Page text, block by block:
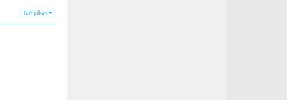
Tampilkan